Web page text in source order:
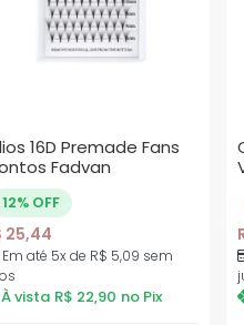
16D Premade Fans
Fadvan
12% OFF
25,44
Em até 5x de R$ 5,09 sem
À vista R$ 22,90 no Pix